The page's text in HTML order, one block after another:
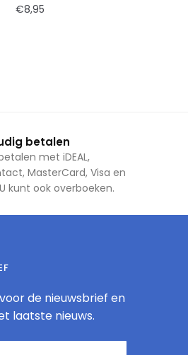
€8,95
betalen
met iDEAL,
MasterCard, Visa en
kunt ook overboeken.
de nieuwsbrief en
laatste nieuws.